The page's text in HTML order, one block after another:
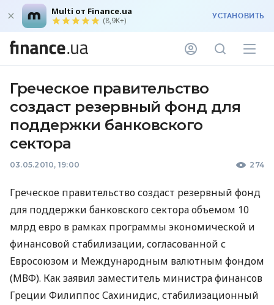
Multi от Finance.ua
(8,9K+) УСТАНОВИТЬ
Греческое правительство
создаст резервный фонд для
поддержки банковского
сектора
03.05.2010, 19:00 274
Греческое правительство создаст резервный фонд
для поддержки банковского сектора объемом 10
млрд евро в рамках программы экономической и
финансовой стабилизации, согласованной с
Евросоюзом и Международным валютным фондом
(МВФ). Как заявил заместитель министра финансов
Греции Филиппос Сахинидис, стабилизационный